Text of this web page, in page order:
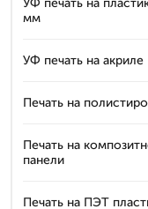
УФ печать на
мм
УФ печать на акриле
Печать на
Печать на
панели
Печать на ПЭТ